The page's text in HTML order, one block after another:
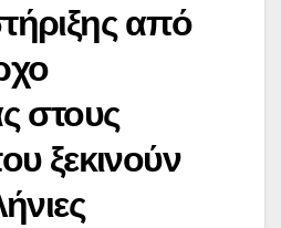
από
στους
ξεκινούν